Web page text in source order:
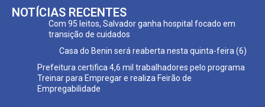
NOTÍCIAS RECENTES
Com 95 leitos, Salvador ganha hospital focado em
transição de cuidados
Casa do Benin será reaberta nesta quinta-feira (6)
Prefeitura certifica 4,6 mil trabalhadores pelo programa
Treinar para Empregar e realiza Feirão de
Empregabilidade